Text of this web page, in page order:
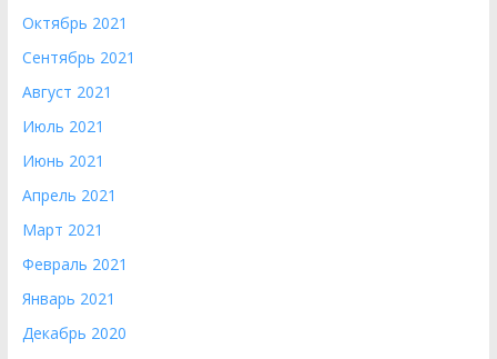
Октябрь 2021
Сентябрь 2021
Август 2021
Июль 2021
Июнь 2021
Апрель 2021
Март 2021
Февраль 2021
Январь 2021
Декабрь 2020